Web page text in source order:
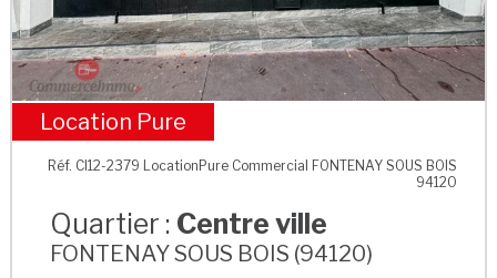
Centre ville
Location Pure
Réf. CI12-2379 LocationPure Commercial FONTENAY SOUS BOIS
94120
Quartier : Centre ville
FONTENAY SOUS BOIS (94120)